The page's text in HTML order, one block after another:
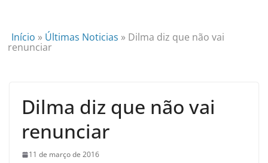
Início » Últimas Noticias » Dilma diz que não vai
renunciar
Dilma diz que não vai
renunciar
11 de março de 2016